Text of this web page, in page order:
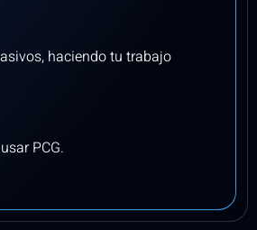
haciendo tu trabajo
PCG.